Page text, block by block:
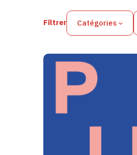
Filtres des actualités
Filtrer Catégories